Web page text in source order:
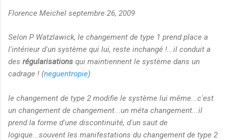
Florence Meichel septembre 26, 2009
Selon P Watzlawick, le changement de type 1 prend place a
l'intérieur d'un système qui lui, reste inchangé !...il conduit a
des régularisations qui maintiennent le système dans un
cadrage ! (neguentropie)
le changement de type 2 modifie le système lui même...c'est
un changement de changement...un méta changement...il
prend la forme d'une discontinuité, d'un saut de
logique...souvent les manifestations du changement de type 2